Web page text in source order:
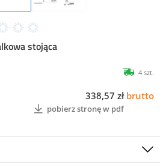
stojąca
4 szt.
338,57 zł brutto
pobierz stronę w pdf